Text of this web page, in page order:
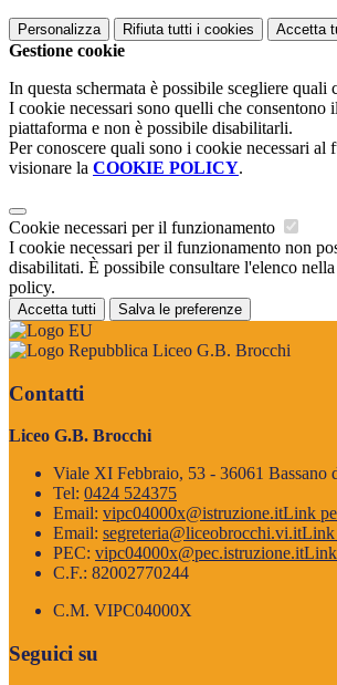
Personalizza Rifiuta tutti i cookies Accetta
Gestione cookie
In questa schermata è possibile scegliere quali
I cookie necessari sono quelli che consentono
piattaforma e non è possibile disabilitarli.
Per conoscere quali sono i cookie necessari al
visionare la COOKIE POLICY.
Cookie necessari per il funzionamento
I cookie necessari per il funzionamento non
disabilitati. È possibile consultare l'elenco
policy.
Accetta tutti Salva le preferenze
Liceo G.B. Brocchi
Contatti
Liceo G.B. Brocchi
Viale XI Febbraio, 53 - 36061 Bassano
Tel: 0424 524375
Email: vipc04000x@istruzione.itLink
Email: segreteria@liceobrocchi.vi.itLink
PEC: vipc04000x@pec.istruzione.itLink
C.F.: 82002770244
C.M. VIPC04000X
Seguici su